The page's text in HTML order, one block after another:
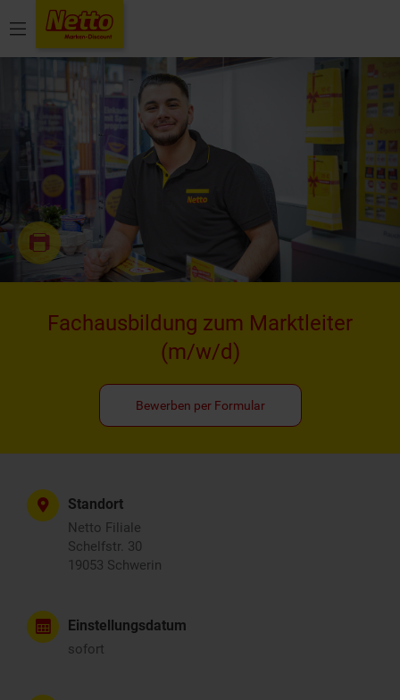
Menü
Fachausbildung zum Marktleiter
(m/w/d)
Bewerben per Formular
Standort
Netto Filiale
Schelfstr. 30
19053 Schwerin
Einstellungsdatum
sofort